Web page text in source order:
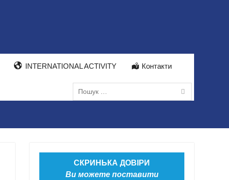
INTERNATIONAL ACTIVITY Контакти
Пошук:
СКРИНЬКА ДОВІРИ
Ви можете поставити